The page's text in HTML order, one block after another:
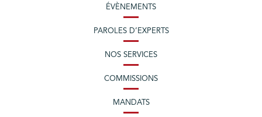
ÉVÈNEMENTS
PAROLES D’EXPERTS
NOS SERVICES
COMMISSIONS
MANDATS